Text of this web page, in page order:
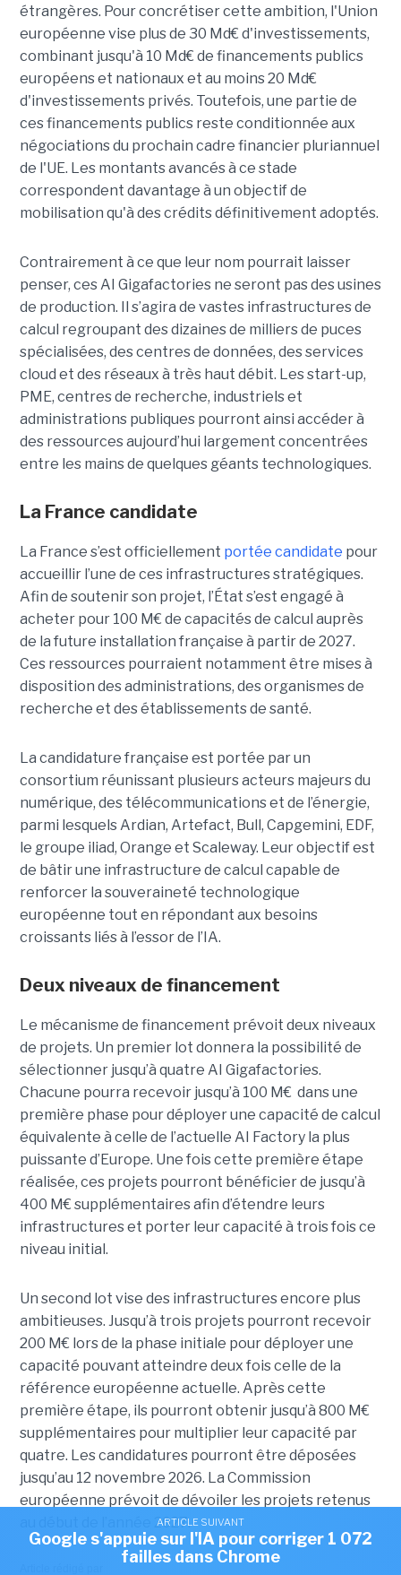
étrangères. Pour concrétiser cette ambition, l'Union
européenne vise plus de 30 Md€ d'investissements,
combinant jusqu'à 10 Md€ de financements publics
européens et nationaux et au moins 20 Md€
d'investissements privés. Toutefois, une partie de
ces financements publics reste conditionnée aux
négociations du prochain cadre financier pluriannuel
de l'UE. Les montants avancés à ce stade
correspondent davantage à un objectif de
mobilisation qu'à des crédits définitivement adoptés.
Contrairement à ce que leur nom pourrait laisser
penser, ces AI Gigafactories ne seront pas des usines
de production. Il s’agira de vastes infrastructures de
calcul regroupant des dizaines de milliers de puces
spécialisées, des centres de données, des services
cloud et des réseaux à très haut débit. Les start-up,
PME, centres de recherche, industriels et
administrations publiques pourront ainsi accéder à
des ressources aujourd’hui largement concentrées
entre les mains de quelques géants technologiques.
La France candidate
La France s’est officiellement portée candidate pour
accueillir l’une de ces infrastructures stratégiques.
Afin de soutenir son projet, l’État s’est engagé à
acheter pour 100 M€ de capacités de calcul auprès
de la future installation française à partir de 2027.
Ces ressources pourraient notamment être mises à
disposition des administrations, des organismes de
recherche et des établissements de santé.
La candidature française est portée par un
consortium réunissant plusieurs acteurs majeurs du
numérique, des télécommunications et de l’énergie,
parmi lesquels Ardian, Artefact, Bull, Capgemini, EDF,
le groupe iliad, Orange et Scaleway. Leur objectif est
de bâtir une infrastructure de calcul capable de
renforcer la souveraineté technologique
européenne tout en répondant aux besoins
croissants liés à l’essor de l’IA.
Deux niveaux de financement
Le mécanisme de financement prévoit deux niveaux
de projets. Un premier lot donnera la possibilité de
sélectionner jusqu’à quatre AI Gigafactories.
Chacune pourra recevoir jusqu’à 100 M€ dans une
première phase pour déployer une capacité de calcul
équivalente à celle de l’actuelle AI Factory la plus
puissante d’Europe. Une fois cette première étape
réalisée, ces projets pourront bénéficier de jusqu’à
400 M€ supplémentaires afin d’étendre leurs
infrastructures et porter leur capacité à trois fois ce
niveau initial.
Un second lot vise des infrastructures encore plus
ambitieuses. Jusqu’à trois projets pourront recevoir
200 M€ lors de la phase initiale pour déployer une
capacité pouvant atteindre deux fois celle de la
référence européenne actuelle. Après cette
première étape, ils pourront obtenir jusqu’à 800 M€
supplémentaires pour multiplier leur capacité par
quatre. Les candidatures pourront être déposées
jusqu’au 12 novembre 2026. La Commission
européenne prévoit de dévoiler les projets retenus
au début de l’année 2027.ARTICLE SUIVANT
Google s'appuie sur l'IA pour corriger 1 072
failles dans Chrome